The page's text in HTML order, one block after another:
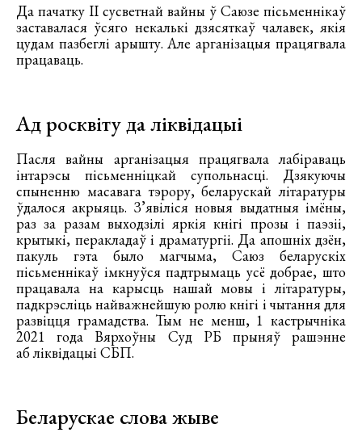
Да пачатку ІІ сусветнай вайны ў Саюзе пісьменнікаў
заставалася ўсяго некалькі дзясяткаў чалавек, якія
цудам пазбеглі арышту. Але арганізацыя працягвала
працаваць.
Ад росквіту да ліквідацыі
Пасля вайны арганізацыя працягвала лабіраваць
інтарэсы пісьменніцкай супольнасці. Дзякуючы
спыненню масавага тэрору, беларускай літаратуры
ўдалося акрыяць. З’явіліся новыя выдатныя імёны,
раз за разам выходзілі яркія кнігі прозы і паэзіі,
крытыкі, перакладаў і драматургіі. Да апошніх дзён,
пакуль гэта было магчыма, Саюз беларускіх
пісьменнікаў імкнуўся падтрымаць усё добрае, што
працавала на карысць нашай мовы і літаратуры,
падкрэсліць найважнейшую ролю кнігі і чытання для
развіцця грамадства. Тым не менш, 1 кастрычніка
2021 года Вярхоўны Суд РБ прыняў рашэнне
аб ліквідацыі СБП.
Беларускае слова жыве